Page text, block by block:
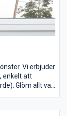
Vi erbjuder
enkelt att
Glöm allt vad